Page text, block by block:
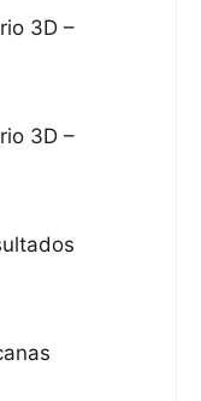
3D –
3D –